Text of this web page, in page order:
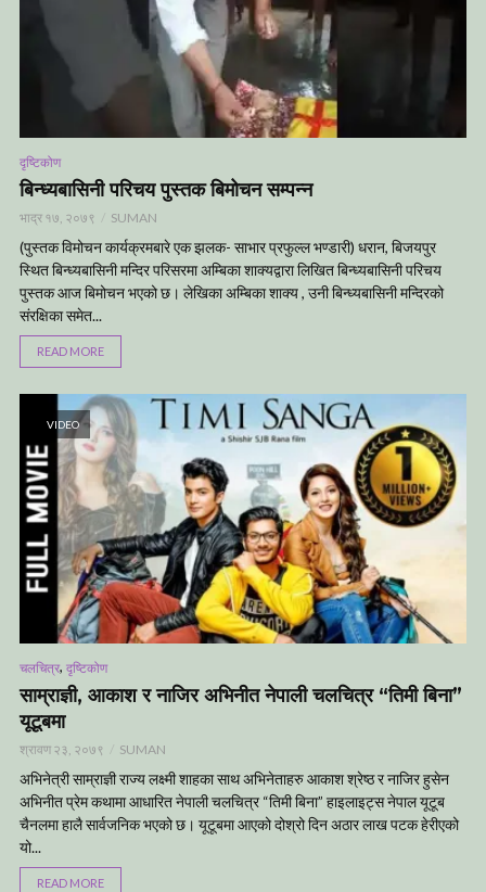
दृष्टिकोण
बिन्ध्यबासिनी परिचय पुस्तक बिमोचन सम्पन्न
भाद्र १७, २०७९ SUMAN
(पुस्तक विमोचन कार्यक्रमबारे एक झलक- साभार प्रफुल्ल भण्डारी) धरान, बिजयपुर
स्थित बिन्ध्यबासिनी मन्दिर परिसरमा अम्बिका शाक्यद्वारा लिखित बिन्ध्यबासिनी परिचय
पुस्तक आज बिमोचन भएको छ। लेखिका अम्बिका शाक्य , उनी बिन्ध्यबासिनी मन्दिरको
संरक्षिका समेत...
READ MORE
VIDEO
चलचित्र, दृष्टिकोण
साम्राज्ञी, आकाश र नाजिर अभिनीत नेपाली चलचित्र “तिमी बिना”
यूटूबमा
श्रावण २३, २०७९ SUMAN
अभिनेत्री साम्राज्ञी राज्य लक्ष्मी शाहका साथ अभिनेताहरु आकाश श्रेष्ठ र नाजिर हुसेन
अभिनीत प्रेम कथामा आधारित नेपाली चलचित्र “तिमी बिना” हाइलाइट्स नेपाल यूटूब
चैनलमा हालै सार्वजनिक भएको छ। यूटूबमा आएको दोश्रो दिन अठार लाख पटक हेरीएको
यो...
READ MORE